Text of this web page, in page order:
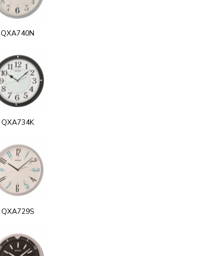
QXA740N
QXA734K
QXA729S